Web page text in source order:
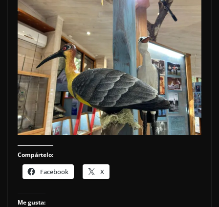
Compártelo:
Facebook X
Me gusta: